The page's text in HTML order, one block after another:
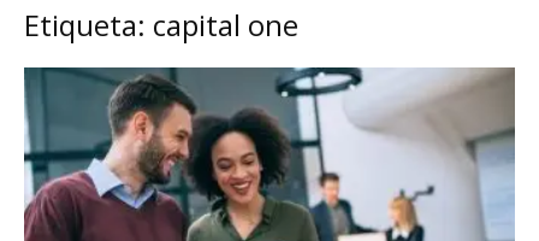
Etiqueta: capital one